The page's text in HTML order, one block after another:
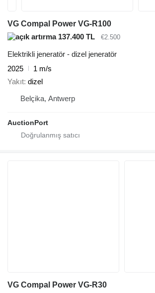
VG Compal Power VG-R100
137.400 TL
€2.500
Elektrikli jeneratör - dizel jeneratör
2025
1 m/s
Yakıt dizel
Belçika, Antwerp
AuctionPort
VG Compal Power VG-R30